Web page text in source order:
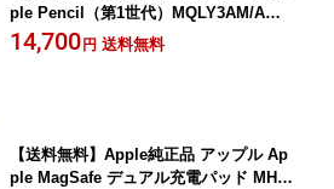
ple Pencil（第1世代）MQLY3AM/Aま
たはMQLY3ZA/A【新品・並行輸入品・
新品訳あり・箱つぶれ・シュリンク破
14,700 円 送料無料
【送料無料】Apple純正品 アップル Ap
ple MagSafe デュアル充電パッド MHX